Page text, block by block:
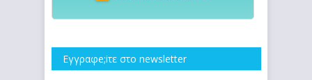
Εγγραφe;iτε στο newsletter